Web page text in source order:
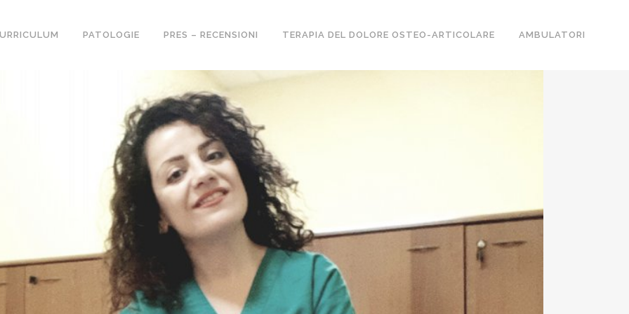
PATOLOGIE PRES – RECENSIONI TERAPIA DEL DOLORE OSTEO-ARTICOLARE AMBULATORI